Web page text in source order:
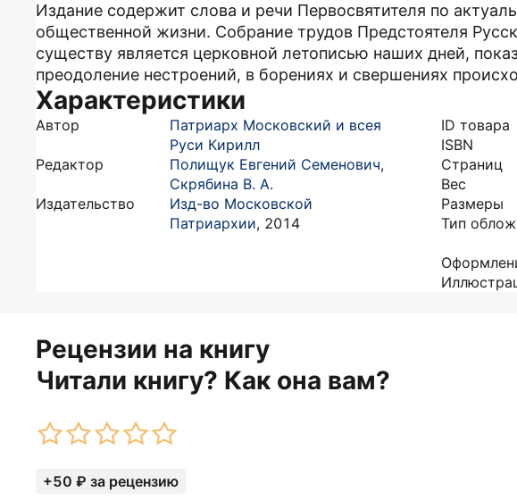
Издание содержит слова и речи Первосвятителя по
общественной жизни. Собрание трудов Предстоятеля
существу является церковной летописью наших дней,
преодоление нестроений, в борениях и свершениях
Характеристики
Автор
Патриарх Московский и всея
Руси Кирилл
Редактор
Полищук Евгений Семенович,
Скрябина В. А.
Издательство
Изд-во Московской
Патриархии, 2014
ID товара
ISBN
Страниц
Вес
Размеры
Тип
Рецензии на книгу
Читали книгу? Как она вам?
+50 ₽ за рецензию